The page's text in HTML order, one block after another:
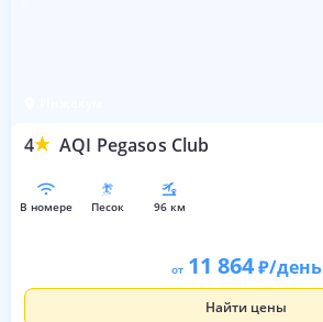
4 AQI Pegasos Club
в номере песок 96 км
от 11 864 /день
Найти цены